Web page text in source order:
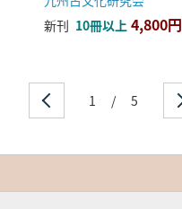
新刊 10冊以上 4,800円
1 / 5